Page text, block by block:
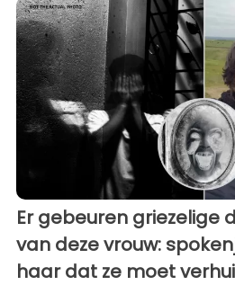
Er gebeuren griezelige
van deze vrouw:
haar dat ze moet